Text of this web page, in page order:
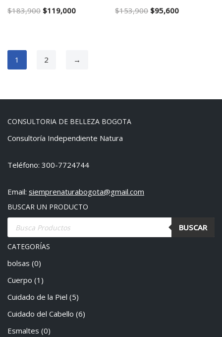
$183,900 $119,000 $153,900 $95,600
1 2 →
CONSULTORIA DE BELLEZA BOGOTA
Consultoría Independiente Natura
Teléfono: 300-7724744
Email: siemprenaturabogota@gmail.com
BUSCAR UN PRODUCTO
BUSCAR
CATEGORÍAS
bolsas (0)
Cuerpo (1)
Cuidado de la Piel (5)
Cuidado del Cabello (6)
Esmaltes (0)